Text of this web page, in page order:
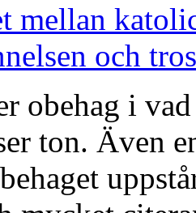
mellan
och
obehag i
ton. Även